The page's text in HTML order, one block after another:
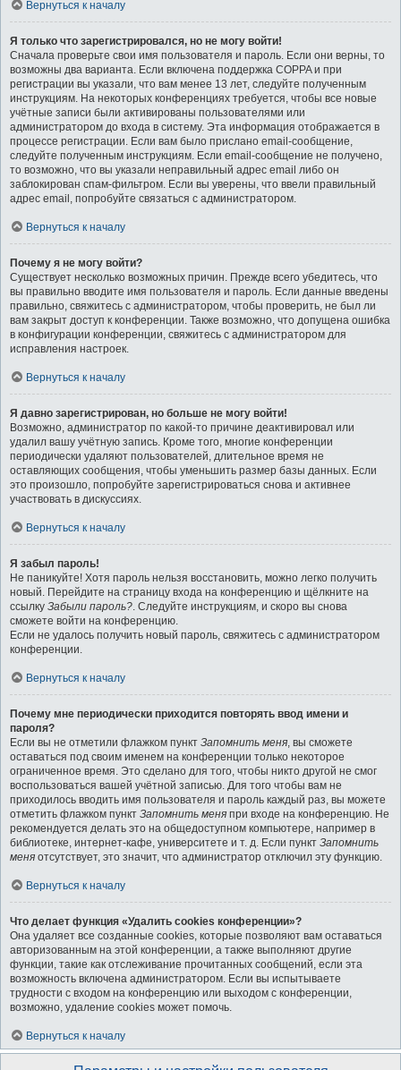
Вернуться к началу
Я только что зарегистрировался, но не могу войти!
Сначала проверьте свои имя пользователя и пароль. Если они верны, то
возможны два варианта. Если включена поддержка COPPA и при
регистрации вы указали, что вам менее 13 лет, следуйте полученным
инструкциям. На некоторых конференциях требуется, чтобы все новые
учётные записи были активированы пользователями или
администратором до входа в систему. Эта информация отображается в
процессе регистрации. Если вам было прислано email-сообщение,
следуйте полученным инструкциям. Если email-сообщение не получено,
то возможно, что вы указали неправильный адрес email либо он
заблокирован спам-фильтром. Если вы уверены, что ввели правильный
адрес email, попробуйте связаться с администратором.
Вернуться к началу
Почему я не могу войти?
Существует несколько возможных причин. Прежде всего убедитесь, что
вы правильно вводите имя пользователя и пароль. Если данные введены
правильно, свяжитесь с администратором, чтобы проверить, не был ли
вам закрыт доступ к конференции. Также возможно, что допущена ошибка
в конфигурации конференции, свяжитесь с администратором для
исправления настроек.
Вернуться к началу
Я давно зарегистрирован, но больше не могу войти!
Возможно, администратор по какой-то причине деактивировал или
удалил вашу учётную запись. Кроме того, многие конференции
периодически удаляют пользователей, длительное время не
оставляющих сообщения, чтобы уменьшить размер базы данных. Если
это произошло, попробуйте зарегистрироваться снова и активнее
участвовать в дискуссиях.
Вернуться к началу
Я забыл пароль!
Не паникуйте! Хотя пароль нельзя восстановить, можно легко получить
новый. Перейдите на страницу входа на конференцию и щёлкните на
ссылку Забыли пароль?. Следуйте инструкциям, и скоро вы снова
сможете войти на конференцию.
Если не удалось получить новый пароль, свяжитесь с администратором
конференции.
Вернуться к началу
Почему мне периодически приходится повторять ввод имени и
пароля?
Если вы не отметили флажком пункт Запомнить меня, вы сможете
оставаться под своим именем на конференции только некоторое
ограниченное время. Это сделано для того, чтобы никто другой не смог
воспользоваться вашей учётной записью. Для того чтобы вам не
приходилось вводить имя пользователя и пароль каждый раз, вы можете
отметить флажком пункт Запомнить меня при входе на конференцию. Не
рекомендуется делать это на общедоступном компьютере, например в
библиотеке, интернет-кафе, университете и т. д. Если пункт Запомнить
меня отсутствует, это значит, что администратор отключил эту функцию.
Вернуться к началу
Что делает функция «Удалить cookies конференции»?
Она удаляет все созданные cookies, которые позволяют вам оставаться
авторизованным на этой конференции, а также выполняют другие
функции, такие как отслеживание прочитанных сообщений, если эта
возможность включена администратором. Если вы испытываете
трудности с входом на конференцию или выходом с конференции,
возможно, удаление cookies может помочь.
Вернуться к началу